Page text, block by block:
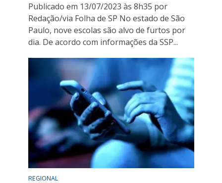
Publicado em 13/07/2023 às 8h35 por
Redação/via Folha de SP No estado de São
Paulo, nove escolas são alvo de furtos por
dia. De acordo com informações da SSP...
REGIONAL